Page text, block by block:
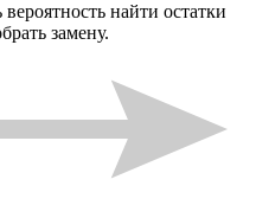
вероятность найти остатки
замену.